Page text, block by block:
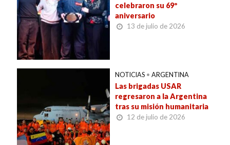
celebraron su 69º
aniversario
13 de julio de 2026
NOTICIAS • ARGENTINA
Las brigadas USAR
regresaron a la Argentina
tras su misión humanitaria
12 de julio de 2026